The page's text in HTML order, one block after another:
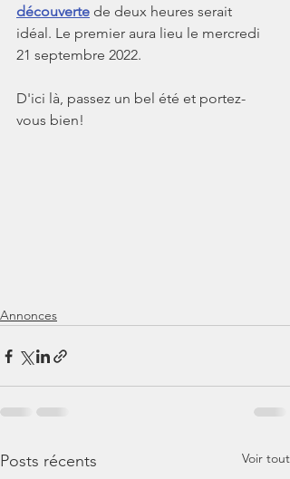
découverte de deux heures serait
idéal. Le premier aura lieu le mercredi
21 septembre 2022.
D'ici là, passez un bel été et portez-
vous bien!
Annonces
Posts récents Voir tout